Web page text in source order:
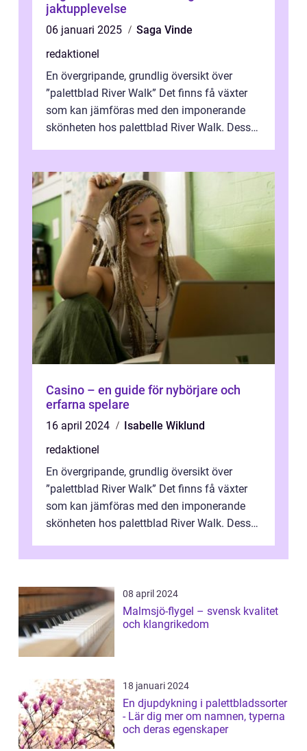
jaktupplevelse
06 januari 2025
Saga Vinde
redaktionel
En övergripande, grundlig översikt över
”palettblad River Walk” Det finns få växter
som kan jämföras med den imponerande
skönheten hos palettblad River Walk. Dess
Casino – en guide för nybörjare och
erfarna spelare
16 april 2024
Isabelle Wiklund
redaktionel
En övergripande, grundlig översikt över
”palettblad River Walk” Det finns få växter
som kan jämföras med den imponerande
skönheten hos palettblad River Walk. Dess
08 april 2024
Malmsjö-flygel – svensk kvalitet
och klangrikedom
18 januari 2024
En djupdykning i palettbladssorter
- Lär dig mer om namnen, typerna
och deras egenskaper